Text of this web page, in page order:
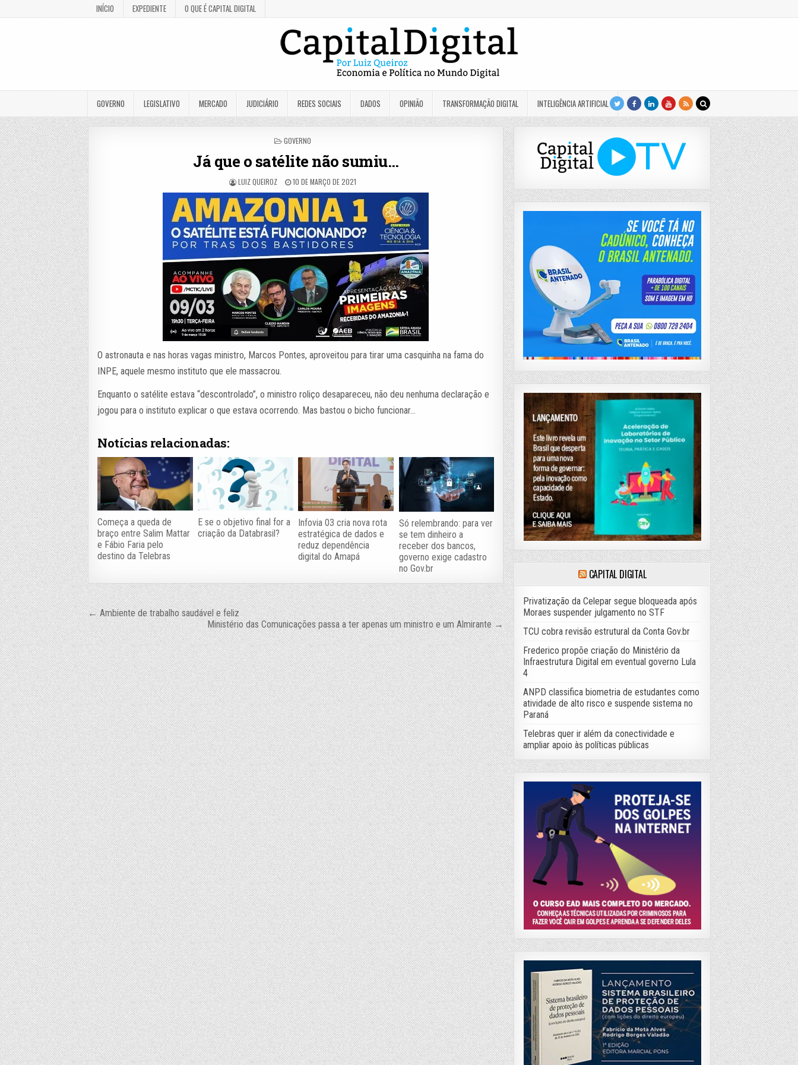
INÍCIO EXPEDIENTE O QUE É CAPITAL DIGITAL
GOVERNO LEGISLATIVO MERCADO JUDICIÁRIO REDES SOCIAIS DADOS OPINIÃO TRANSFORMAÇÃO DIGITAL INTELIGÊNCIA ARTIFICIAL
POSTED
GOVERNO
Já que o satélite não sumiu…
LUIZ QUEIROZ 10 DE MARÇO DE 2021
O astronauta e nas horas vagas ministro, Marcos Pontes, aproveitou para tirar uma casquinha na fama do
INPE, aquele mesmo instituto que ele massacrou.
Enquanto o satélite estava “descontrolado”, o ministro roliço desapareceu, não deu nenhuma declaração e
jogou para o instituto explicar o que estava ocorrendo. Mas bastou o bicho funcionar…
Notícias relacionadas:
Começa a queda de
braço entre Salim Mattar
e Fábio Faria pelo
destino da Telebras
E se o objetivo final for a
criação da Databrasil?
Infovia 03 cria nova rota
estratégica de dados e
reduz dependência
digital do Amapá
Só relembrando: para ver
se tem dinheiro a
receber dos bancos,
governo exige cadastro
no Gov.br
Navegação
de
Post
← Ambiente de trabalho saudável e feliz
Ministério das Comunicações passa a ter apenas um ministro e um Almirante →
CAPITAL DIGITAL
Privatização da Celepar segue bloqueada após
Moraes suspender julgamento no STF
TCU cobra revisão estrutural da Conta Gov.br
Frederico propõe criação do Ministério da
Infraestrutura Digital em eventual governo Lula
4
ANPD classifica biometria de estudantes como
atividade de alto risco e suspende sistema no
Paraná
Telebras quer ir além da conectividade e
ampliar apoio às políticas públicas